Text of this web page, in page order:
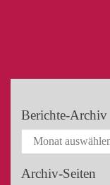
Berichte-Archiv
Archiv-Seiten